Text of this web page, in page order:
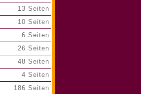
13 Seiten
10 Seiten
6 Seiten
26 Seiten
48 Seiten
4 Seiten
186 Seiten